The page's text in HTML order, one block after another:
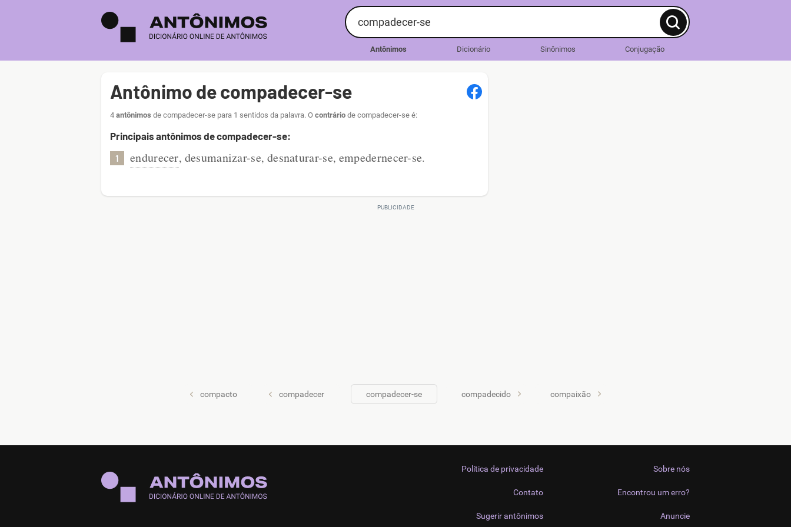
Antônimos Dicionário Sinônimos Conjugação
Antônimo de compadecer-se
4 antônimos de compadecer-se para 1 sentidos da palavra. O contrário de compadecer-se é:
Principais antônimos de compadecer-se:
1 endurecer, desumanizar-se, desnaturar-se, empedernecer-se.
compacto compadecer compadecer-se compadecido compaixão
Sobre nós
Encontrou um erro?
Anuncie
Política de privacidade
Contato
Sugerir antônimos